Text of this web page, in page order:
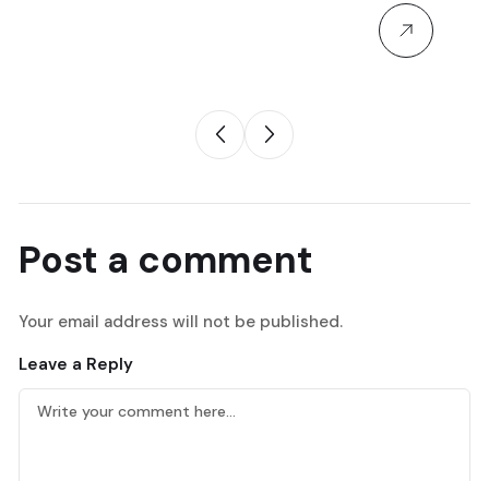
Post a comment
Your email address will not be published.
Leave a Reply